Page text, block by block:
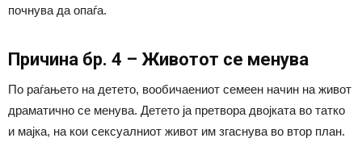
почнува да опаѓа.
Причина бр. 4 – Животот се менува
По раѓањето на детето, вообичаениот семеен начин на живот
драматично се менува. Детето ја претвора двојката во татко
и мајка, на кои сексуалниот живот им згаснува во втор план.